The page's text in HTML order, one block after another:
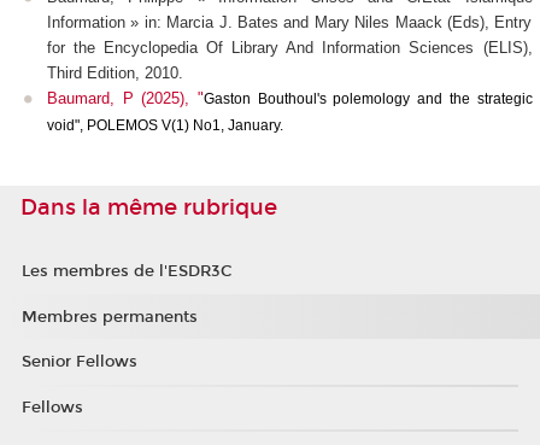
Information » in: Marcia J. Bates and Mary Niles Maack (Eds), Entry
for the Encyclopedia Of Library And Information Sciences (ELIS),
Third Edition, 2010.
Baumard, P (2025), "Gaston Bouthoul's polemology and the strategic
void", POLEMOS V(1) No1, January.
Dans la même rubrique
Les membres de l'ESDR3C
Membres permanents
Senior Fellows
Fellows